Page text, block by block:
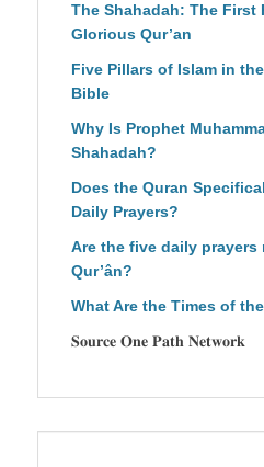
The Shahadah: The First
Glorious Qur’an
Five Pillars of Islam in
Bible
Why Is Prophet
Shahadah?
Does the Quran
Daily Prayers?
Are the five daily
Qur’ân?
What Are the Times of
𝐒𝐨𝐮𝐫𝐜𝐞 𝐎𝐧𝐞 𝐏𝐚𝐭𝐡 𝐍𝐞𝐭𝐰𝐨𝐫𝐤